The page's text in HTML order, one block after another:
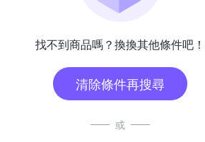
找不到商品嗎？換換其他條件吧！
清除條件再搜尋
或